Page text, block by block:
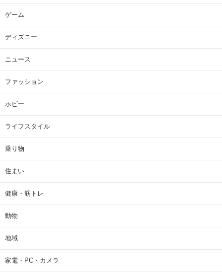
ゲーム
ディズニー
ニュース
ファッション
ホビー
ライフスタイル
乗り物
住まい
健康・筋トレ
動物
地域
家電・PC・カメラ